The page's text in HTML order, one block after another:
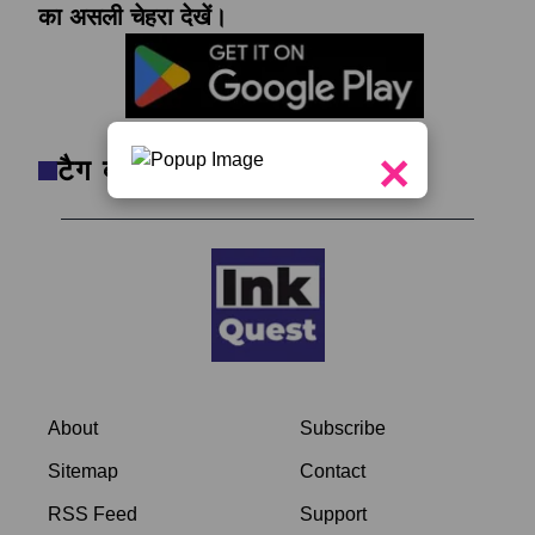
×
का असली चेहरा देखें।
टैग क्लाउड
About
Sitemap
RSS Feed
Subscribe
Contact
Support